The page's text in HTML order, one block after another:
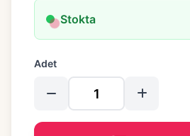
Stokta
Adet